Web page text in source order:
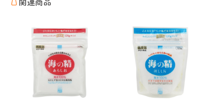
関連商品